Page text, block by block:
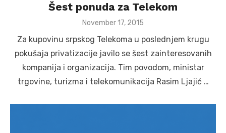
Šest ponuda za Telekom
Posted
November 17, 2015
Za kupovinu srpskog Telekoma u poslednjem krugu
pokušaja privatizacije javilo se šest zainteresovanih
kompanija i organizacija. Tim povodom, ministar
trgovine, turizma i telekomunikacija Rasim Ljajić …